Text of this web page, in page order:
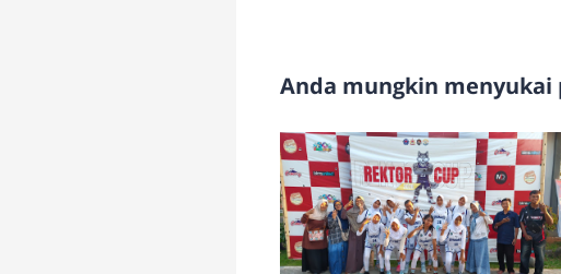
Anda mungkin menyukai